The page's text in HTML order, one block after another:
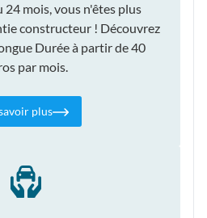
24 mois, vous n'êtes plus
constructeur ! Découvrez
Durée à partir de 40
par mois.
plus